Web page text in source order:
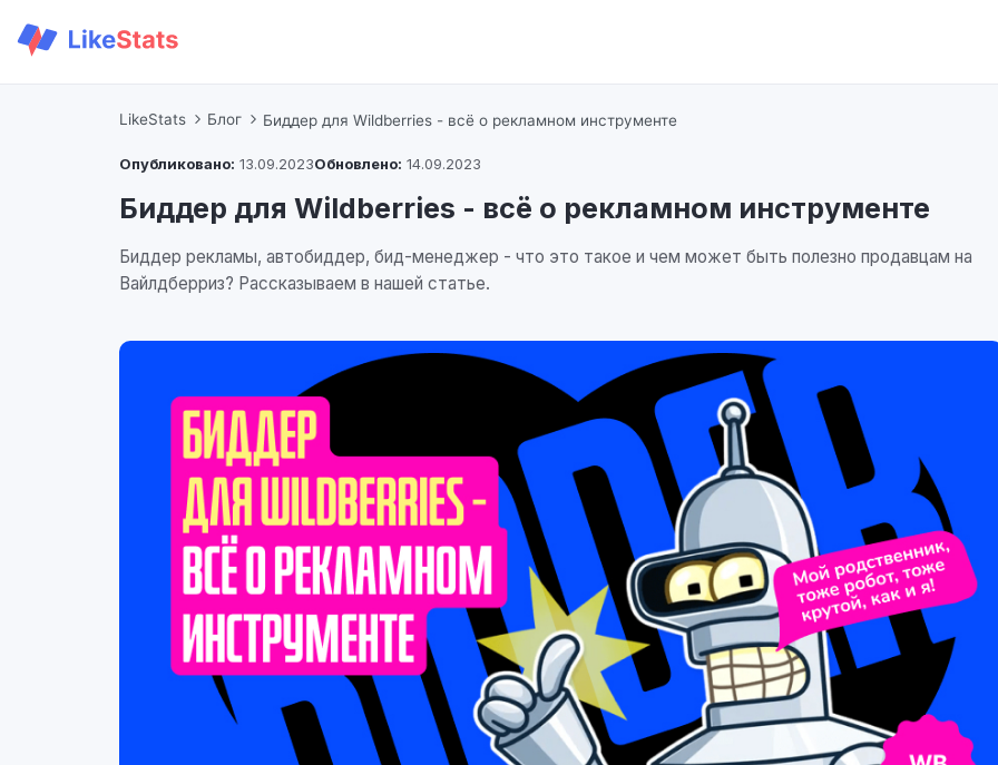
LikeStats Блог Биддер для Wildberries - всё о рекламном инструменте
Опубликовано: 13.09.2023Обновлено: 14.09.2023
Биддер для Wildberries - всё о рекламном инструменте
Биддер рекламы, автобиддер, бид-менеджер - что это такое и чем может быть полезно продавцам на
Вайлдберриз? Рассказываем в нашей статье.